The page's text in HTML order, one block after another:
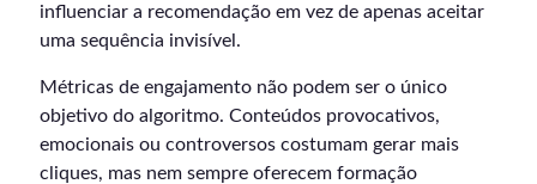
influenciar a recomendação em vez de apenas aceitar
uma sequência invisível.
Métricas de engajamento não podem ser o único
objetivo do algoritmo. Conteúdos provocativos,
emocionais ou controversos costumam gerar mais
cliques, mas nem sempre oferecem formação